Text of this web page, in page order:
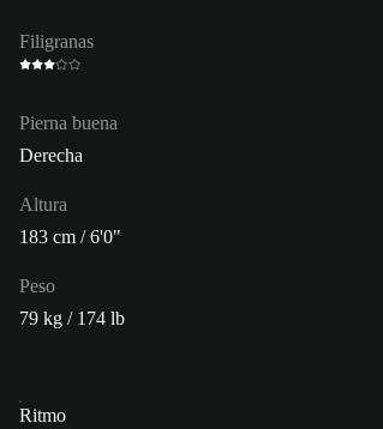
Filigranas
Pierna buena
Derecha
Altura
183 cm / 6'0"
Peso
79 kg / 174 lb
Ritmo